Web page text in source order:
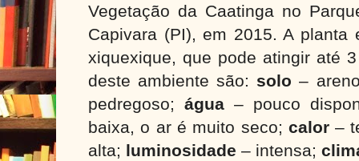
Vegetação da Caatinga no
Capivara (PI), em 2015. A planta
xiquexique, que pode atingir até
deste ambiente são: solo–
pedregoso; água – pouco
baixa, o ar é muito seco; calor–
alta; luminosidade – intensa;